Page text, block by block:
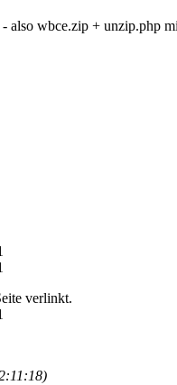
also wbce.zip + unzip.php
verlinkt.